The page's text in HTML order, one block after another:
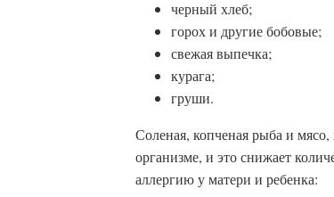
черный хлеб;
горох и другие бобовые;
свежая выпечка;
курага;
груши.
Соленая, копченая рыба и
организме, и это снижает
аллергию у матери и ребенка: